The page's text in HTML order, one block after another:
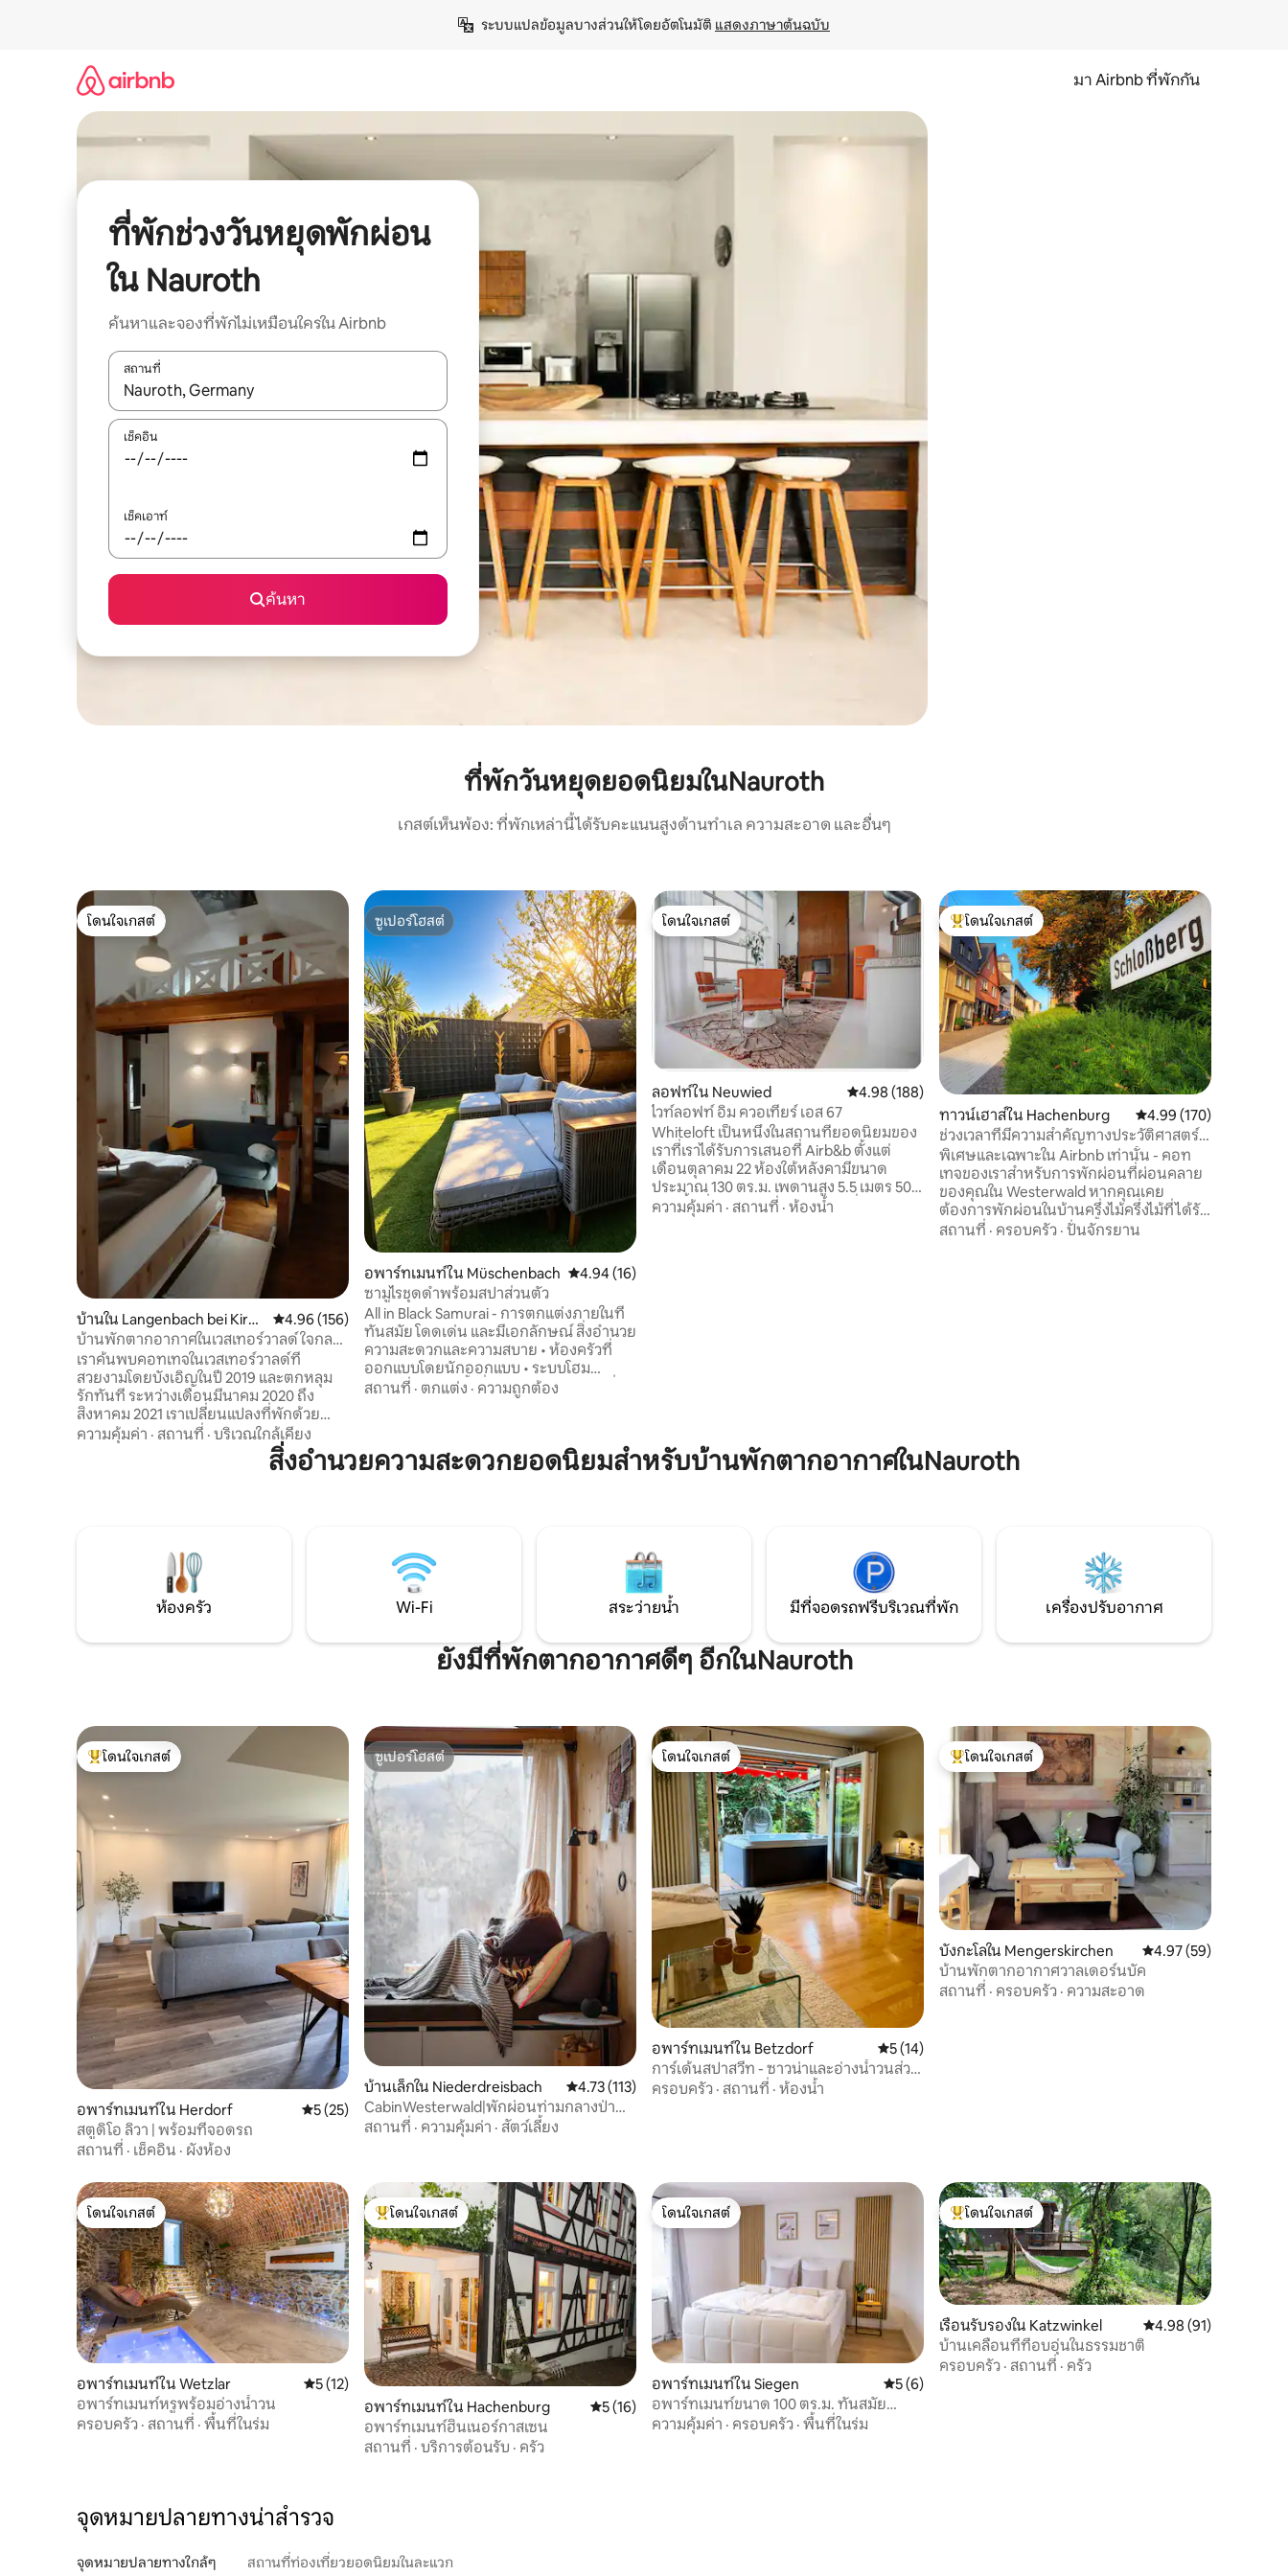
ระบบแปลข้อมูลบางส่วนให้โดยอัตโนมัติ แสดงภาษาต้นฉบับ
มา Airbnb ที่พักกัน
ที่พักช่วงวันหยุดพักผ่อน
ใน Nauroth
ค้นหาและจองที่พักไม่เหมือนใครใน Airbnb
สถานที่
ใช้ลูกศรขึ้นลง หรือใช้การสัมผัสหรือปัด เพื่อสำรวจผลการค้นหา
เช็คอิน
เช็คเอาท์
ค้นหา
ที่พักวันหยุดยอดนิยมในNauroth
เกสต์เห็นพ้อง: ที่พักเหล่านี้ได้รับคะแนนสูงด้านทำเล ความสะอาด และอื่นๆ
โดนใจเกสต์
โดนใจเกสต์
บ้านใน Langenbach bei Kirbu
rg
คะแนนเฉลี่ย 4.96 จาก 5, 156 รีวิว
4.96 (156)
บ้านพักตากอากาศในเวสเทอร์วาลด์ ใจกลาง
เวสเทอร์วาลด์
เราค้นพบคอทเทจในเวสเทอร์วาลด์ที่
สวยงามโดยบังเอิญในปี 2019 และตกหลุม
รักทันที ระหว่างเดือนมีนาคม 2020 ถึง
สิงหาคม 2021 เราเปลี่ยนแปลงที่พักด้วย
ความหลงใหลและใส่ใจในรายละเอียด
มากมายให้เป็นสถานที่ที่คุณสามารถผ่อน
แค่อยู่ในธรรมชาติ ไม่ว่าคุณจะอยู่คนเดียว
เป็นคู่ หรือมีเด็ก: กระท่อมของเราขอเชิญ
คุณมาปิดเครื่อง รู้สึก และหยุดพัก สถานที่ที่
จะพบตัวตนของคุณ (อีกครั้ง) และเฉลิม
ฉลองชีวิต
ความคุ้มค่า · สถานที่ · บริเวณใกล้เคียง
ซูเปอร์โฮสต์
ซูเปอร์โฮสต์
อพาร์ทเมนท์ใน Müschenbach คะแนนเฉลี่ย 4.94 จาก 5, 16 รีวิว
4.94 (16)
ซามูไรชุดดำพร้อมสปาส่วนตัว
All in Black Samurai - การตกแต่งภายในที่
ทันสมัย โดดเด่น และมีเอกลักษณ์ สิ่งอำนวย
ความสะดวกและความสบาย • ห้องครัวที่
ออกแบบโดยนักออกแบบ • ระบบโฮม
เธียเตอร์ • ห้องน้ำที่ทันสมัย • ห้องนอนที่มี
ชาร์จจักรยานไฟฟ้า (นอกที่พัก)• เกม ความ
สะดวกสบาย • จุดชาร์จรถยนต์ไฟฟ้า
สิ้นเชิง
สถานที่ · ตกแต่ง · ความถูกต้อง
โดนใจเกสต์
โดนใจเกสต์
ลอฟท์ใน Neuwied คะแนนเฉลี่ย 4.98 จาก 5, 188 รีวิว
4.98 (188)
ไวท์ลอฟท์ อิม ควอเทียร์ เอส 67
Whiteloft เป็นหนึ่งในสถานที่ยอดนิยมของ
เราที่เราได้รับการเสนอที่ Airb&b ตั้งแต่
เดือนตุลาคม 22 ห้องใต้หลังคามีขนาด
ประมาณ 130 ตร.ม. เพดานสูง 5.5 เมตร 50%
ของพื้นที่ได้รับการออกแบบมาเพื่อสุขภาพ
และการใช้ชีวิตเท่านั้น อ่างอาบน้ำเตียงนอน
ความคุ้มค่า · สถานที่ · ห้องน้ำ
โดนใจเกสต์ที่สุด
โดนใจเกสต์
ทาวน์เฮาส์ใน Hachenburg คะแนนเฉลี่ย 4.99 จาก
4.99 (170)
ช่วงเวลาที่มีความสำคัญทางประวัติศาสตร์
ในฮาเชนบวร์ก
พิเศษและเฉพาะใน Airbnb เท่านั้น - คอท
เทจของเราสำหรับการพักผ่อนที่ผ่อนคลาย
ของคุณใน Westerwald หากคุณเคย
ต้องการพักผ่อนในบ้านครึ่งไม้ครึ่งไม้ที่ได้รับ
การบูรณะอย่างสวยงามตั้งแต่ปี 1612 คุณมา
สถานที่ · ครอบครัว · ปั่นจักรยาน
สิ่งอำนวยความสะดวกยอดนิยมสำหรับบ้านพักตากอากาศในNauroth
ห้องครัว Wi-Fi สระว่ายน้ำ มีที่จอดรถฟรีบริเวณที่พัก เครื่องปรับอากาศ
ยังมีที่พักตากอากาศดีๆ อีกในNauroth
โดนใจเกสต์ที่สุด
โดนใจเกสต์
อพาร์ทเมนท์ใน Herdorf คะแนนเฉลี่ย 5 จาก 5, 25 รีวิว
5 (25)
สตูดิโอ ลิวา | พร้อมที่จอดรถ
สถานที่ · เช็คอิน · ผังห้อง
ซูเปอร์โฮสต์
ซูเปอร์โฮสต์
บ้านเล็กใน Niederdreisbach คะแนนเฉลี่ย 4.73 จาก 5, 113 รีวิว
4.73 (113)
CabinWesterwald|พักผ่อนท่ามกลางป่า
พร้อมซาวน่าและ 5G
สถานที่ · ความคุ้มค่า · สัตว์เลี้ยง
โดนใจเกสต์
โดนใจเกสต์
อพาร์ทเมนท์ใน Betzdorf คะแนนเฉลี่ย 5 จาก 5, 14 รีวิว
5 (14)
การ์เด้นสปาสวีท - ซาวน่าและอ่างน้ำวนส่วน
ตัว
ครอบครัว · สถานที่ · ห้องน้ำ
โดนใจเกสต์ที่สุด
โดนใจเกสต์
บังกะโลใน Mengerskirchen คะแนนเฉลี่ย 4.97 จาก
4.97 (59)
บ้านพักตากอากาศวาลเดอร์นบัค
สถานที่ · ครอบครัว · ความสะอาด
โดนใจเกสต์
โดนใจเกสต์
อพาร์ทเมนท์ใน Wetzlar คะแนนเฉลี่ย 5 จาก 5, 12 รีวิว
5 (12)
อพาร์ทเมนท์หรูพร้อมอ่างน้ำวน
ครอบครัว · สถานที่ · พื้นที่ในร่ม
โดนใจเกสต์ที่สุด
โดนใจเกสต์
อพาร์ทเมนท์ใน Hachenburg คะแนนเฉลี่ย 5 จาก 5, 16 รีวิว
5 (16)
อพาร์ทเมนท์ฮินเนอร์กาสเซน
สถานที่ · บริการต้อนรับ · ครัว
โดนใจเกสต์
โดนใจเกสต์
อพาร์ทเมนท์ใน Siegen คะแนนเฉลี่ย 5 จาก 5, 6 รีวิว
5 (6)
อพาร์ทเมนท์ขนาด 100 ตร.ม. ทันสมัย
พร้อม 2 ห้องนอน
ความคุ้มค่า · ครอบครัว · พื้นที่ในร่ม
โดนใจเกสต์ที่สุด
โดนใจเกสต์
เรือนรับรองใน Katzwinkel คะแนนเฉลี่ย 4.98 จาก
4.98 (91)
บ้านเคลื่อนที่ที่อบอุ่นในธรรมชาติ
ครอบครัว · สถานที่ · ครัว
จุดหมายปลายทางน่าสำรวจ
จุดหมายปลายทางใกล้ๆ สถานที่ท่องเที่ยวยอดนิยมในละแวก